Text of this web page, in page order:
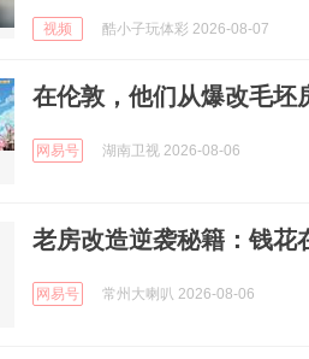
视频 酷小子玩体彩 2026-08-07
在伦敦，他们从爆改毛坯
网易号 湖南卫视 2026-08-06
老房改造逆袭秘籍：钱花
网易号 常州大喇叭 2026-08-06